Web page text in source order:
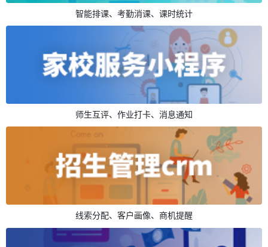
智能排课、考勤消课、课时统计
师生互评、作业打卡、消息通知
线索分配、客户画像、商机提醒